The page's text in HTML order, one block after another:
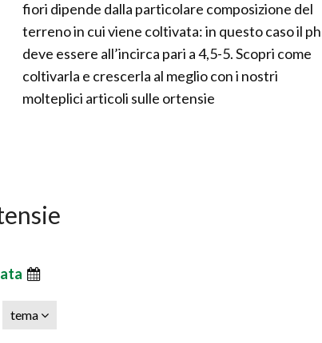
fiori dipende dalla particolare composizione del
terreno in cui viene coltivata: in questo caso il ph
deve essere all’incirca pari a 4,5-5. Scopri come
coltivarla e crescerla al meglio con i nostri
molteplici articoli sulle ortensie
tema